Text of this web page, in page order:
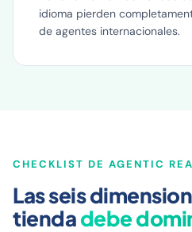
idioma pierden
de agentes internacionales.
CHECKLIST DE AGENTIC
Las seis
tiendadebe